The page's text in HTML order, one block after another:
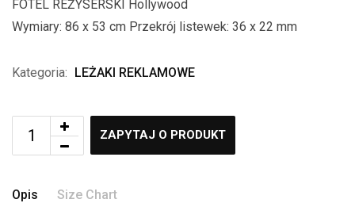
FOTEL REŻYSERSKI Hollywood
Wymiary: 86 x 53 cm Przekrój listewek: 36 x 22 mm
Kategoria: LEŻAKI REKLAMOWE
ZAPYTAJ O PRODUKT
Opis Size Chart